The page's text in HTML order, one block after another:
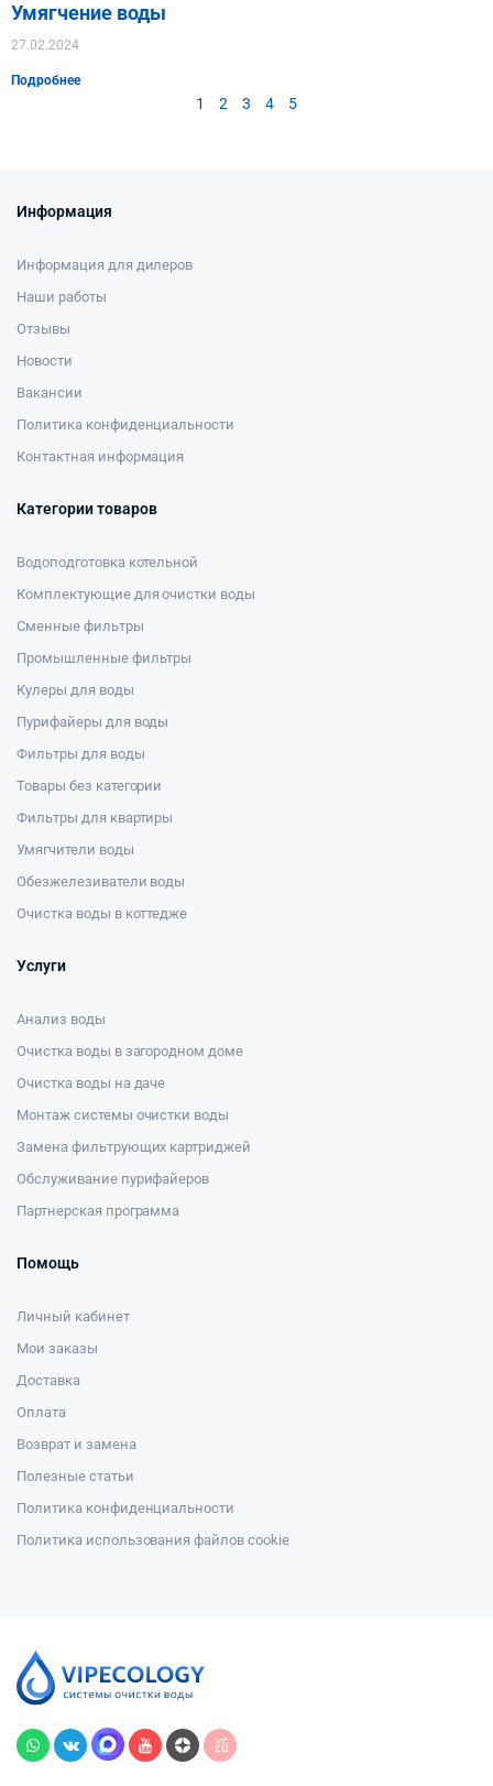
Умягчение воды
27.02.2024
Подробнее
1 2 3 4 5
Информация
Информация для дилеров
Наши работы
Отзывы
Новости
Вакансии
Политика конфиденциальности
Контактная информация
Категории товаров
Водоподготовка котельной
Комплектующие для очистки воды
Сменные фильтры
Промышленные фильтры
Кулеры для воды
Пурифайеры для воды
Фильтры для воды
Товары без категории
Фильтры для квартиры
Умягчители воды
Обезжелезиватели воды
Очистка воды в коттедже
Услуги
Анализ воды
Очистка воды в загородном доме
Очистка воды на даче
Монтаж системы очистки воды
Замена фильтрующих картриджей
Обслуживание пурифайеров
Партнерская программа
Помощь
Личный кабинет
Мои заказы
Доставка
Оплата
Возврат и замена
Полезные статьи
Политика конфиденциальности
Политика использования файлов cookie